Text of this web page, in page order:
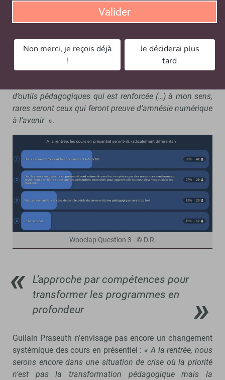
clair», soutient Latifa Berkous.
Elle détaille : «Les cours en présentiel
distance qui viendront compléter ou affiner le cours.
Certains enseignants se sont déjà exprimés avec le
souhait d’hybrider leurs cours lors d’une phase de retour
d’outils pédagogiques qui est renforcée (…) à mon sens,
rares seront ceux qui feront preuve d’amnésie numérique
à l’avenir ».
Wooclap Question 3 - © D.R.
L’approche par compétences pour
transformer les programmes en
profondeur
Guilain Praseuth n’envisage pas encore un changement
systémique des cours en présentiel : «A la rentrée, nous
serons encore dans une situation de crise où la priorité
n’est pas la transformation pédagogique mais la
Valider
Non merci, je reçois déjà
!
Je déciderai plus
tard